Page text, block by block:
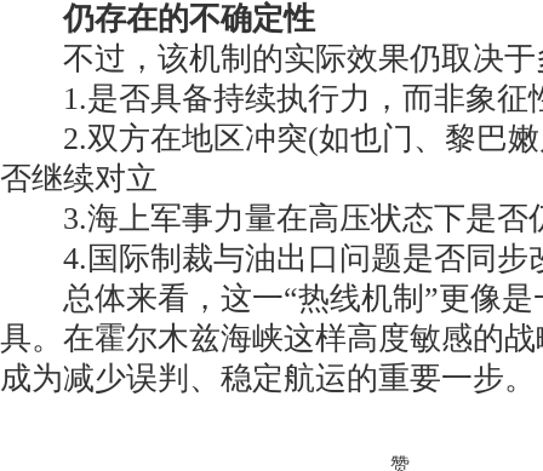
仍存在的不确定性
不过，该机制的实际效果仍取决于
1.是否具备持续执行力，而非象征
2.双方在地区冲突(如也门、黎巴嫩
否继续对立
3.海上军事力量在高压状态下是否
4.国际制裁与油出口问题是否同步
总体来看，这一“热线机制”更像是
具。在霍尔木兹海峡这样高度敏感的
成为减少误判、稳定航运的重要一步。
赞